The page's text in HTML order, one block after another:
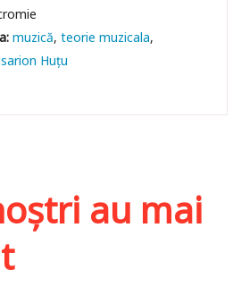
muzică teorie muzicala
Huțu
au mai